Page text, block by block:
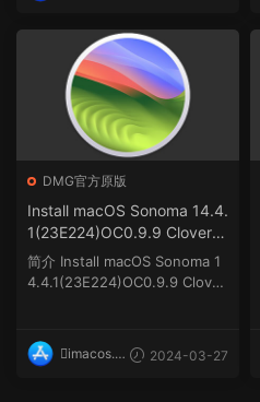
DMG官方原版
Install macOS Sonoma 14.4.
1(23E224)OC0.9.9 Clover5
156双引导官方原版.dmg
简介 Install macOS Sonoma 1
4.4.1(23E224)OC0.9.9 Clover
imacos.t
2024-03-27